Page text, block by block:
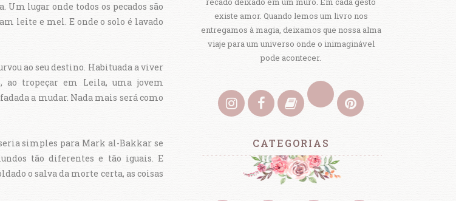
lugar onde todos os pecados são
leite e mel. E onde o solo é lavado
ao seu destino. Habituada a viver
ao tropeçar em Leila, uma jovem
a mudar. Nada mais será como
simples para Mark al-Bakkar se
tão diferentes e tão iguais. E
o salva da morte certa, as coisas
existe amor. Quando lemos um livro nos
entregamos à magia, deixamos que nossa alma
viaje para um universo onde o inimaginável
pode acontecer.
CATEGORIAS